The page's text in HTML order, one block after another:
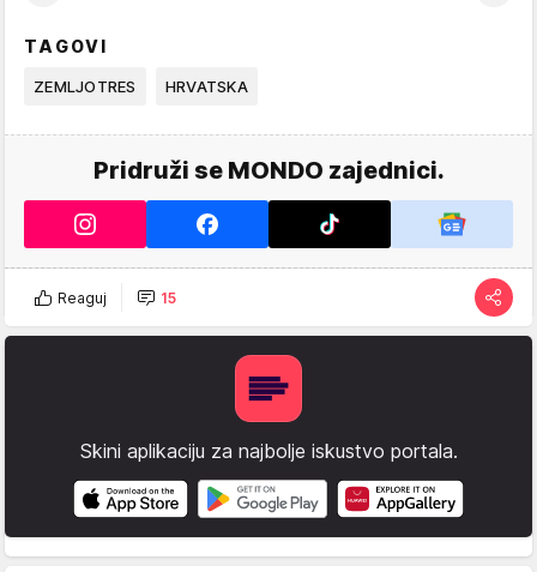
TAGOVI
ZEMLJOTRES HRVATSKA
Pridruži se MONDO zajednici.
Reaguj 15
Skini aplikaciju za najbolje iskustvo portala.